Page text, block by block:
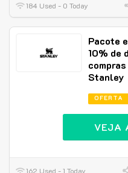
184 Used - 0 Today
Pacote
10% de
Stanley
OFERTA
VEJA
162 Used - 1 Today